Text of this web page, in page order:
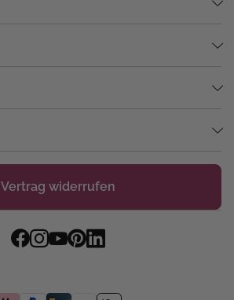
Vertrag widerrufen